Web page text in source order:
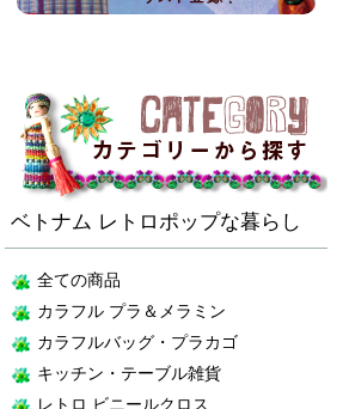
ベトナム レトロポップな暮らし
全ての商品
カラフル プラ＆メラミン
カラフルバッグ・プラカゴ
キッチン・テーブル雑貨
レトロ ビニールクロス